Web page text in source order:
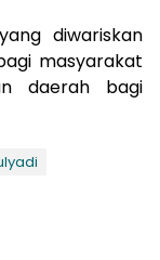
diwariskan
masyarakat
daerah bagi